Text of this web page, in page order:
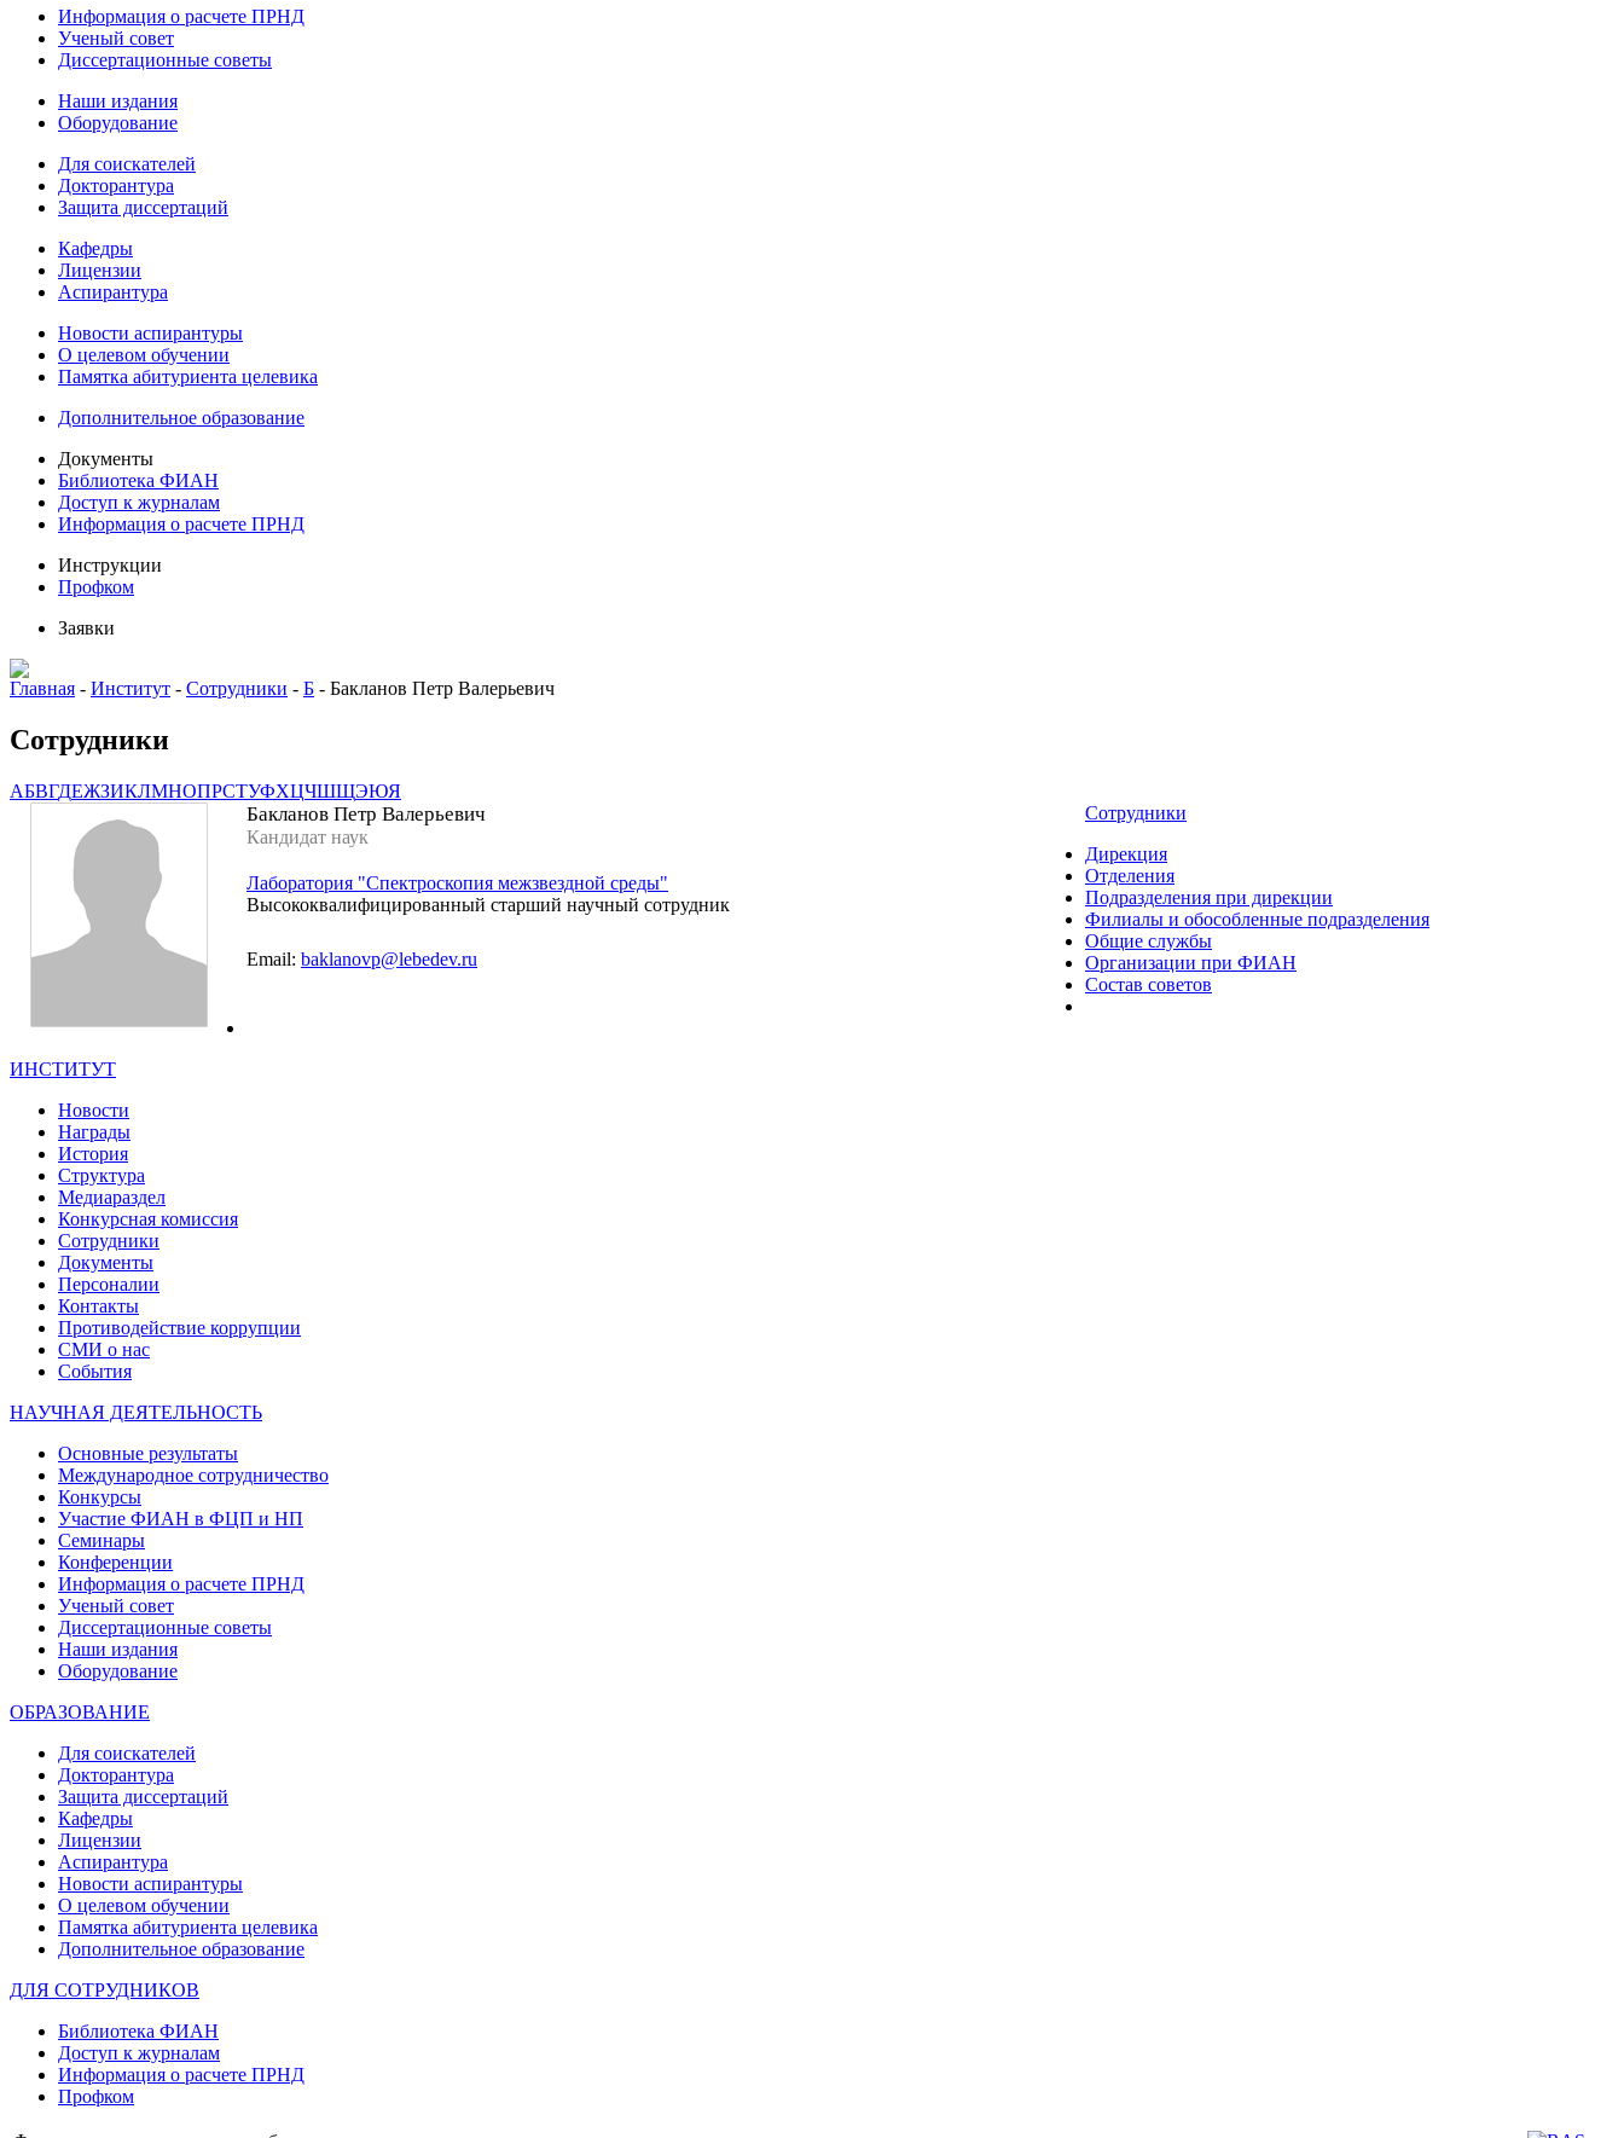
Информация о расчете ПРНД
Ученый совет
Диссертационные советы
Наши издания
Оборудование
Для соискателей
Докторантура
Защита диссертаций
Кафедры
Лицензии
Аспирантура
Новости аспирантуры
О целевом обучении
Памятка абитуриента целевика
Дополнительное образование
Документы
Библиотека ФИАН
Доступ к журналам
Информация о расчете ПРНД
Инструкции
Профком
Заявки
Главная - Институт - Сотрудники - Б - Бакланов Петр Валерьевич
Сотрудники
АБВГДЕЖЗИКЛМНОПРСТУФХЦЧШЩЭЮЯ
Бакланов Петр Валерьевич
Кандидат наук
Лаборатория "Спектроскопия межзвездной среды"
Высококвалифицированный старший научный сотрудник
Email: baklanovp@lebedev.ru
Сотрудники
Дирекция
Отделения
Подразделения при дирекции
Филиалы и обособленные подразделения
Общие службы
Организации при ФИАН
Состав советов
ИНСТИТУТ
Новости
Награды
История
Структура
Медиараздел
Конкурсная комиссия
Сотрудники
Документы
Персоналии
Контакты
Противодействие коррупции
СМИ о нас
События
НАУЧНАЯ ДЕЯТЕЛЬНОСТЬ
Основные результаты
Международное сотрудничество
Конкурсы
Участие ФИАН в ФЦП и НП
Семинары
Конференции
Информация о расчете ПРНД
Ученый совет
Диссертационные советы
Наши издания
Оборудование
ОБРАЗОВАНИЕ
Для соискателей
Докторантура
Защита диссертаций
Кафедры
Лицензии
Аспирантура
Новости аспирантуры
О целевом обучении
Памятка абитуриента целевика
Дополнительное образование
ДЛЯ СОТРУДНИКОВ
Библиотека ФИАН
Доступ к журналам
Информация о расчете ПРНД
Профком